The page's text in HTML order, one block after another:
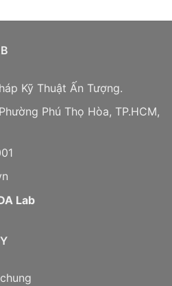
Kỹ Thuật Ấn Tượng.
Phú Thọ Hòa, TP.HCM,
Lab